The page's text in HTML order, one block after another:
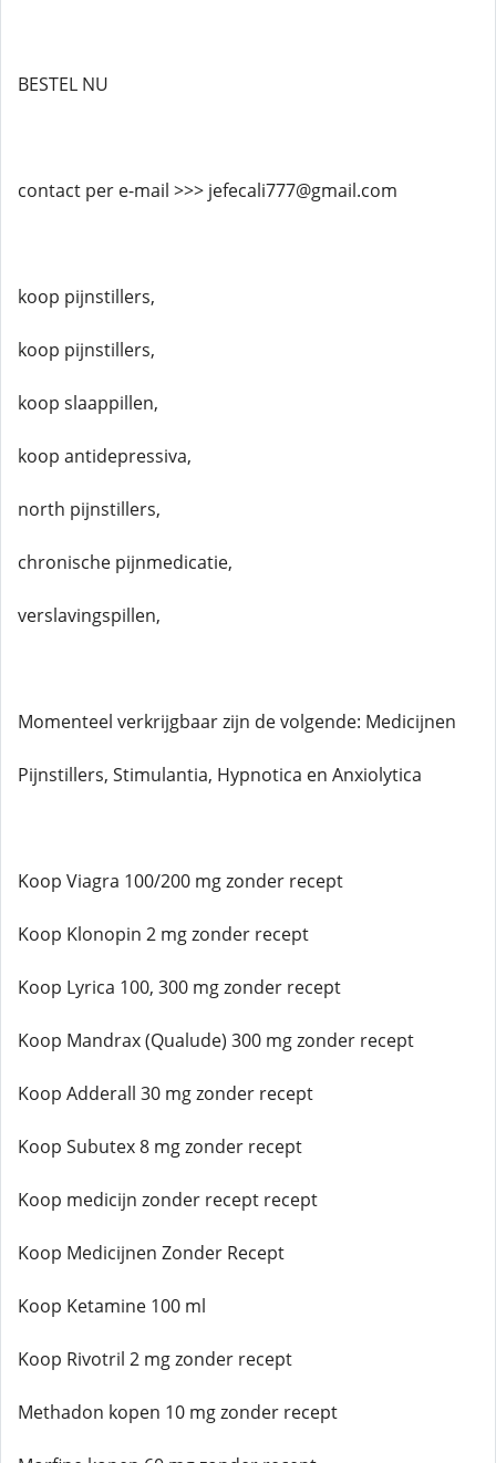
BESTEL NU
contact per e-mail >>> jefecali777@gmail.com
koop pijnstillers,
koop pijnstillers,
koop slaappillen,
koop antidepressiva,
north pijnstillers,
chronische pijnmedicatie,
verslavingspillen,
Momenteel verkrijgbaar zijn de volgende: Medicijnen
Pijnstillers, Stimulantia, Hypnotica en Anxiolytica
Koop Viagra 100/200 mg zonder recept
Koop Klonopin 2 mg zonder recept
Koop Lyrica 100, 300 mg zonder recept
Koop Mandrax (Qualude) 300 mg zonder recept
Koop Adderall 30 mg zonder recept
Koop Subutex 8 mg zonder recept
Koop medicijn zonder recept recept
Koop Medicijnen Zonder Recept
Koop Ketamine 100 ml
Koop Rivotril 2 mg zonder recept
Methadon kopen 10 mg zonder recept